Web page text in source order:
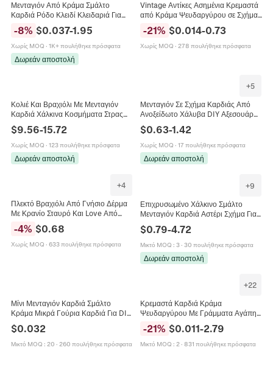
Μενταγιόν Από Κράμα Σμάλτο
Καρδιά Ρόδο Κλειδί Κλειδαριά Για
Κατασκευή Κοσμημάτων DIY
Ρομαντικό Θέμα Αγάπης Αγίου
Βαλεντίνου
-8% $0.037-1.95
Χωρίς MOQ · 1K+ πουλήθηκε πρόσφατα
Δωρεάν αποστολή
Vintage Αντίκες Ασημένια Κρεμαστά
από Κράμα Ψευδαργύρου σε Σχήμα
Καρδιάς Διάτρητα Γράμματα Αγάπης
Λουλούδια Φτερά για DIY
-21% $0.014-0.73
Χωρίς MOQ · 278 πουλήθηκε πρόσφατα
Κολιέ Και Βραχιόλι Με Μενταγιόν
Καρδιά Χάλκινα Κοσμήματα Στρας
Ψεύτικη Πέρλα Μενταγιόν Κλειδαριά
Γράμμα Αγάπης Μόδα Για Γυναίκες
$9.56-15.72
Χωρίς MOQ · 123 πουλήθηκε πρόσφατα
Δωρεάν αποστολή
+5
Μενταγιόν Σε Σχήμα Καρδιάς Από
Ανοξείδωτο Χάλυβα DIY Αξεσουάρ
Κατασκευής Κοσμημάτων Μόδα
$0.63-1.42
Χωρίς MOQ · 17 πουλήθηκε πρόσφατα
Δωρεάν αποστολή
+4
Πλεκτό Βραχιόλι Από Γνήσιο Δέρμα
Με Κρανίο Σταυρό Και Love Από
Κράμα Ρετρό Πανκ Γοτθικό Στυλ Για
Άνδρες Και Γυναίκες
-4% $0.68
Χωρίς MOQ · 633 πουλήθηκε πρόσφατα
+9
Επιχρυσωμένο Χάλκινο Σμάλτο
Μενταγιόν Καρδιά Αστέρι Σχήμα Για
Κατασκευή Κοσμημάτων DIY Love
Mom Ρομαντικό Κόσμημα
$0.79-4.72
Μικτό MOQ : 3· 30 πουλήθηκε πρόσφατα
Δωρεάν αποστολή
Μίνι Μενταγιόν Καρδιά Σμάλτο
Κράμα Μικρά Γούρια Καρδιά Για DIY
Βραχιόλι Κολιέ Σκουλαρίκι
Κοσμήματα Αξεσουάρ
$0.032
Μικτό MOQ : 20 · 260 πουλήθηκε πρόσφατα
+22
Κρεμαστά Καρδιά Κράμα
Ψευδαργύρου Με Γράμματα Αγάπης
Φτερά Σταυρός Διάφορα Σχέδια Για
Κατασκευή Κοσμημάτων DIY
Βραχιόλι
-21% $0.011-2.79
Μικτό MOQ : 2· 831 πουλήθηκε πρόσφατα